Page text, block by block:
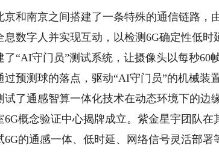
和南京之间搭建了一条特殊的通信链路，
数字人并实现互动，以检测6G确定性低时
“AI守门员”测试系统，让摄像头以每秒60
预测球的落点，驱动“AI守门员”的机械装
了通感智算一体化技术在动态环境下的边
概念验证中心揭牌成立。紫金星宇团队在
的通感一体、低时延、网络信号灵活部署